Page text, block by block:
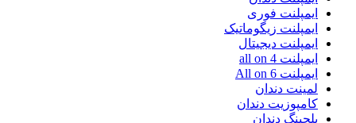
ایمپلنت فوری
ایمپلنت زیگوماتیک
ایمپلنت دیجیتال
ایمپلنت all on 4
ایمپلنت All on 6
لمینت دندان
کامپوزیت دندان
بلچینگ دندان